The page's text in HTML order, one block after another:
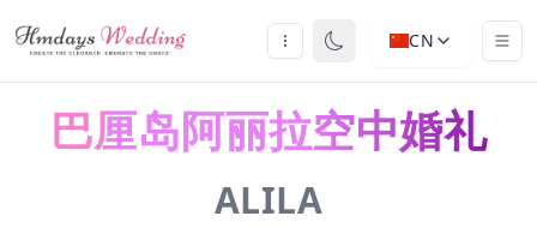
CN
巴厘岛阿丽拉空中婚礼
ALILA